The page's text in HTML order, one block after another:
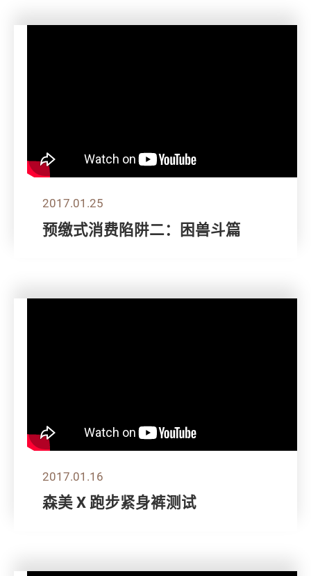
2017.01.25
预缴式消费陷阱二：困兽斗篇
2017.01.16
森美 X 跑步紧身裤测试